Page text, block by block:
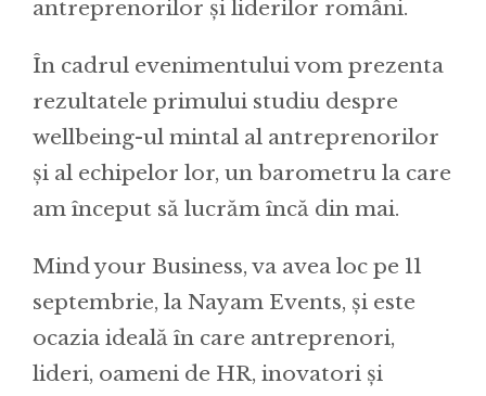
antreprenorilor și liderilor români.
În cadrul evenimentului vom prezenta
rezultatele primului studiu despre
wellbeing-ul mintal al antreprenorilor
și al echipelor lor, un barometru la care
am început să lucrăm încă din mai.
Mind your Business, va avea loc pe 11
septembrie, la Nayam Events, și este
ocazia ideală în care antreprenori,
lideri, oameni de HR, inovatori și